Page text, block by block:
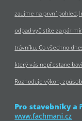
zaujme na první pohled
odpad vyčistíte za pár
trávníku. Co všechno
který vás nepřestane
Rozhoduje výkon,
Pro stavebníky a
www.fachmani.cz